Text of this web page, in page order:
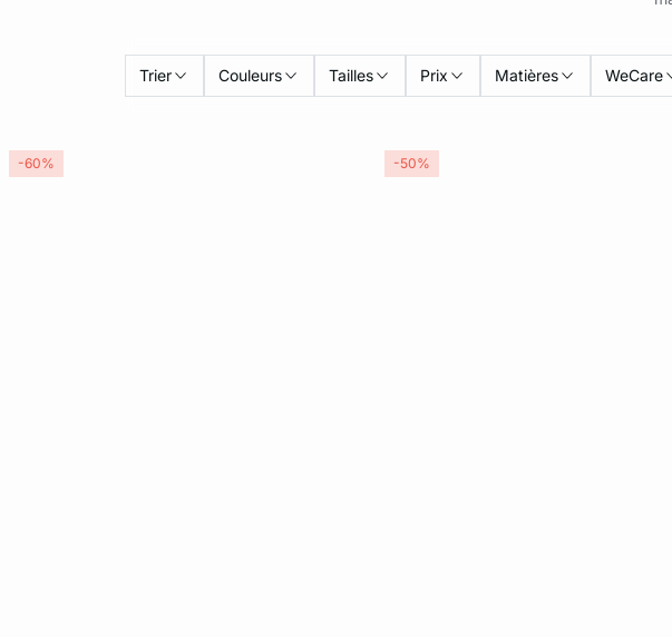
Trier Couleurs Tailles Prix Matières WeCare
-60% -50%